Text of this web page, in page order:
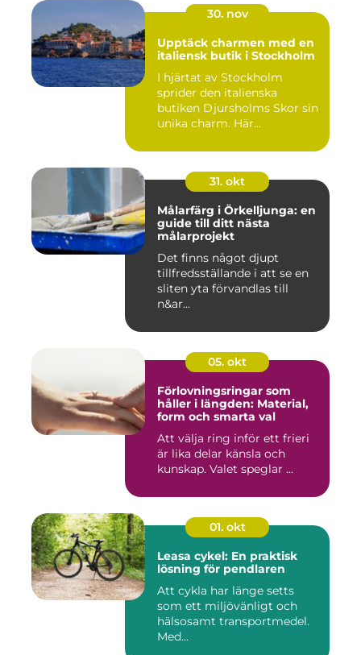
30. nov
Upptäck charmen med en
italiensk butik i Stockholm
I hjärtat av Stockholm
sprider den italienska
butiken Djursholms Skor sin
unika charm. Här...
31. okt
Målarfärg i Örkelljunga: en
guide till ditt nästa
målarprojekt
Det finns något djupt
tillfredsställande i att se en
sliten yta förvandlas till
n&ar...
05. okt
Förlovningsringar som
håller i längden: Material,
form och smarta val
Att välja ring inför ett frieri
är lika delar känsla och
kunskap. Valet speglar ...
01. okt
Leasa cykel: En praktisk
lösning för pendlaren
Att cykla har länge setts
som ett miljövänligt och
hälsosamt transportmedel.
Med...